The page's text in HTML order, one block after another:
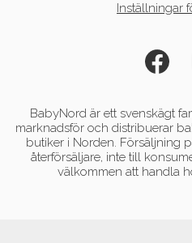
Inställningar
BabyNord är ett svenskägt
marknadsför och distribuerar
butiker i Norden. Försäljning
återförsäljare, inte till
välkommen att handla